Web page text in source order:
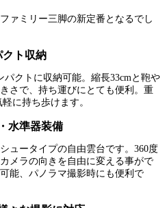
ァミリー三脚の新定番となるでし
クト収納
パクトに収納可能。縮長33cmと鞄や
さで、持ち運びにとても便利。重
に持ち歩けます。
水準器装備
ュータイプの自由雲台です。360度
メラの向きを自由に変える事がで
能、パノラマ撮影時にも便利で